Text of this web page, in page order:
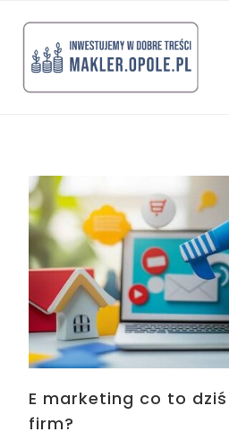
E marketing co to
firm?